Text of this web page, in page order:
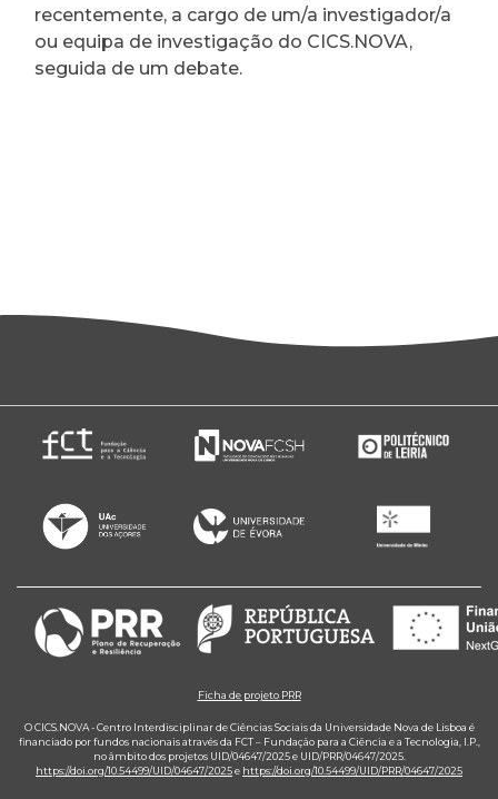
recentemente, a cargo de um/a investigador/a
ou equipa de investigação do CICS.NOVA,
seguida de um debate.
Ficha de projeto PRR
O CICS.NOVA - Centro Interdisciplinar de Ciências Sociais da Universidade Nova de Lisboa é
financiado por fundos nacionais através da FCT – Fundação para a Ciência e a Tecnologia, I.P.,
no âmbito dos projetos UID/04647/2025 e UID/PRR/04647/2025.
https://doi.org/10.54499/UID/04647/2025e https://doi.org/10.54499/UID/PRR/04647/2025